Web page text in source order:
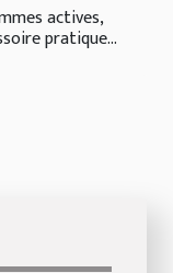
actives,
pratique...